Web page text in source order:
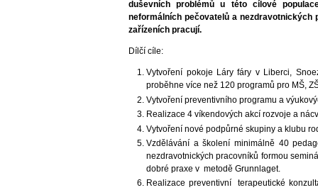
duševních problémů u této cílové
neformálních pečovatelů a
zařízeních pracují.
Dílčí cíle:
Vytvoření pokoje Láry fáry v Liberci,
proběhne více než 120 programů pro MŠ,
Vytvoření preventivního programu a
Realizace 4 víkendových akcí rozvoje a
Vytvoření nové podpůrné skupiny a klubu
Vzdělávání a školení minimálně 40
nezdravotnických pracovníků formou
dobré praxe v metodě Grunnlaget.
Realizace preventivní terapeutické